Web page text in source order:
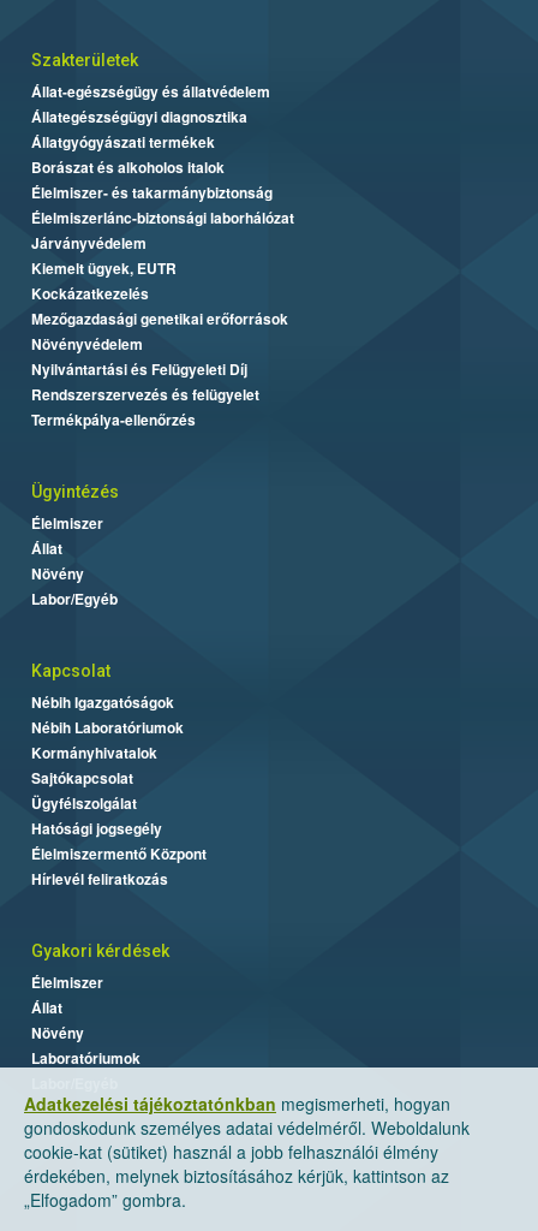
Adatkezelési tájékoztatónkban megismerheti, hogyan
gondoskodunk személyes adatai védelméről. Weboldalunk
cookie-kat (sütiket) használ a jobb felhasználói élmény
érdekében, melynek biztosításához kérjük, kattintson az
„Elfogadom” gombra.
Szakterületek
Állat-egészségügy és állatvédelem
Állategészségügyi diagnosztika
Állatgyógyászati termékek
Borászat és alkoholos italok
Élelmiszer- és takarmánybiztonság
Élelmiszerlánc-biztonsági laborhálózat
Járványvédelem
Kiemelt ügyek, EUTR
Kockázatkezelés
Mezőgazdasági genetikai erőforrások
Növényvédelem
Nyilvántartási és Felügyeleti Díj
Rendszerszervezés és felügyelet
Termékpálya-ellenőrzés
Ügyintézés
Élelmiszer
Állat
Növény
Labor/Egyéb
Kapcsolat
Nébih Igazgatóságok
Nébih Laboratóriumok
Kormányhivatalok
Sajtókapcsolat
Ügyfélszolgálat
Hatósági jogsegély
Élelmiszermentő Központ
Hírlevél feliratkozás
Gyakori kérdések
Élelmiszer
Állat
Növény
Laboratóriumok